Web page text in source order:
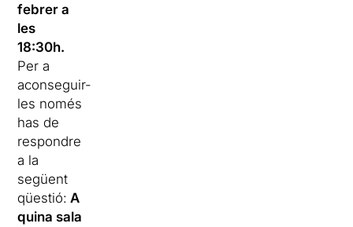
febrer a
les
18:30h.
Per a
aconseguir-
les només
has de
respondre
a la
següent
qüestió: A
quina sala